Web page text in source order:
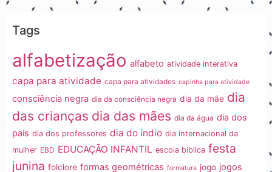
Tags
alfabetização alfabeto atividade interativa
capa para atividade capa para atividades capinha para atividade
consciência negra dia da consciência negra dia da mãe dia
das crianças dia das mães dia da água dia dos
pais dia dos professores dia do índio dia internacional da
mulher EBD EDUCAÇÃO INFANTIL escola bíblica festa
junina folclore formas geométricas formatura jogo jogos